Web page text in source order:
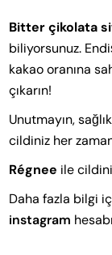
Bitter çikolata
biliyorsunuz.
kakao oranına
çıkarın!
Unutmayın,
cildiniz her
Régnee ile
Daha fazla bilgi
instagram